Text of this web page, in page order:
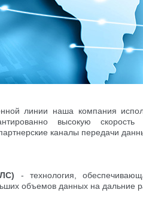
линии наша компания
высокую
каналы передачи
- технология,
объемов данных на дальние